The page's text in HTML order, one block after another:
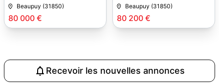
80 000 €
Beaupuy (31850)
80 200 €
Beaupuy (31850)
Recevoir les nouvelles annonces